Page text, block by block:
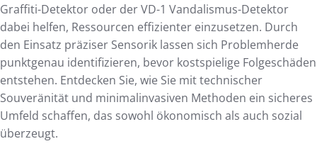
Graffiti-Detektor oder der VD-1 Vandalismus-Detektor
dabei helfen, Ressourcen effizienter einzusetzen. Durch
den Einsatz präziser Sensorik lassen sich Problemherde
punktgenau identifizieren, bevor kostspielige Folgeschäden
entstehen. Entdecken Sie, wie Sie mit technischer
Souveränität und minimalinvasiven Methoden ein sicheres
Umfeld schaffen, das sowohl ökonomisch als auch sozial
überzeugt.